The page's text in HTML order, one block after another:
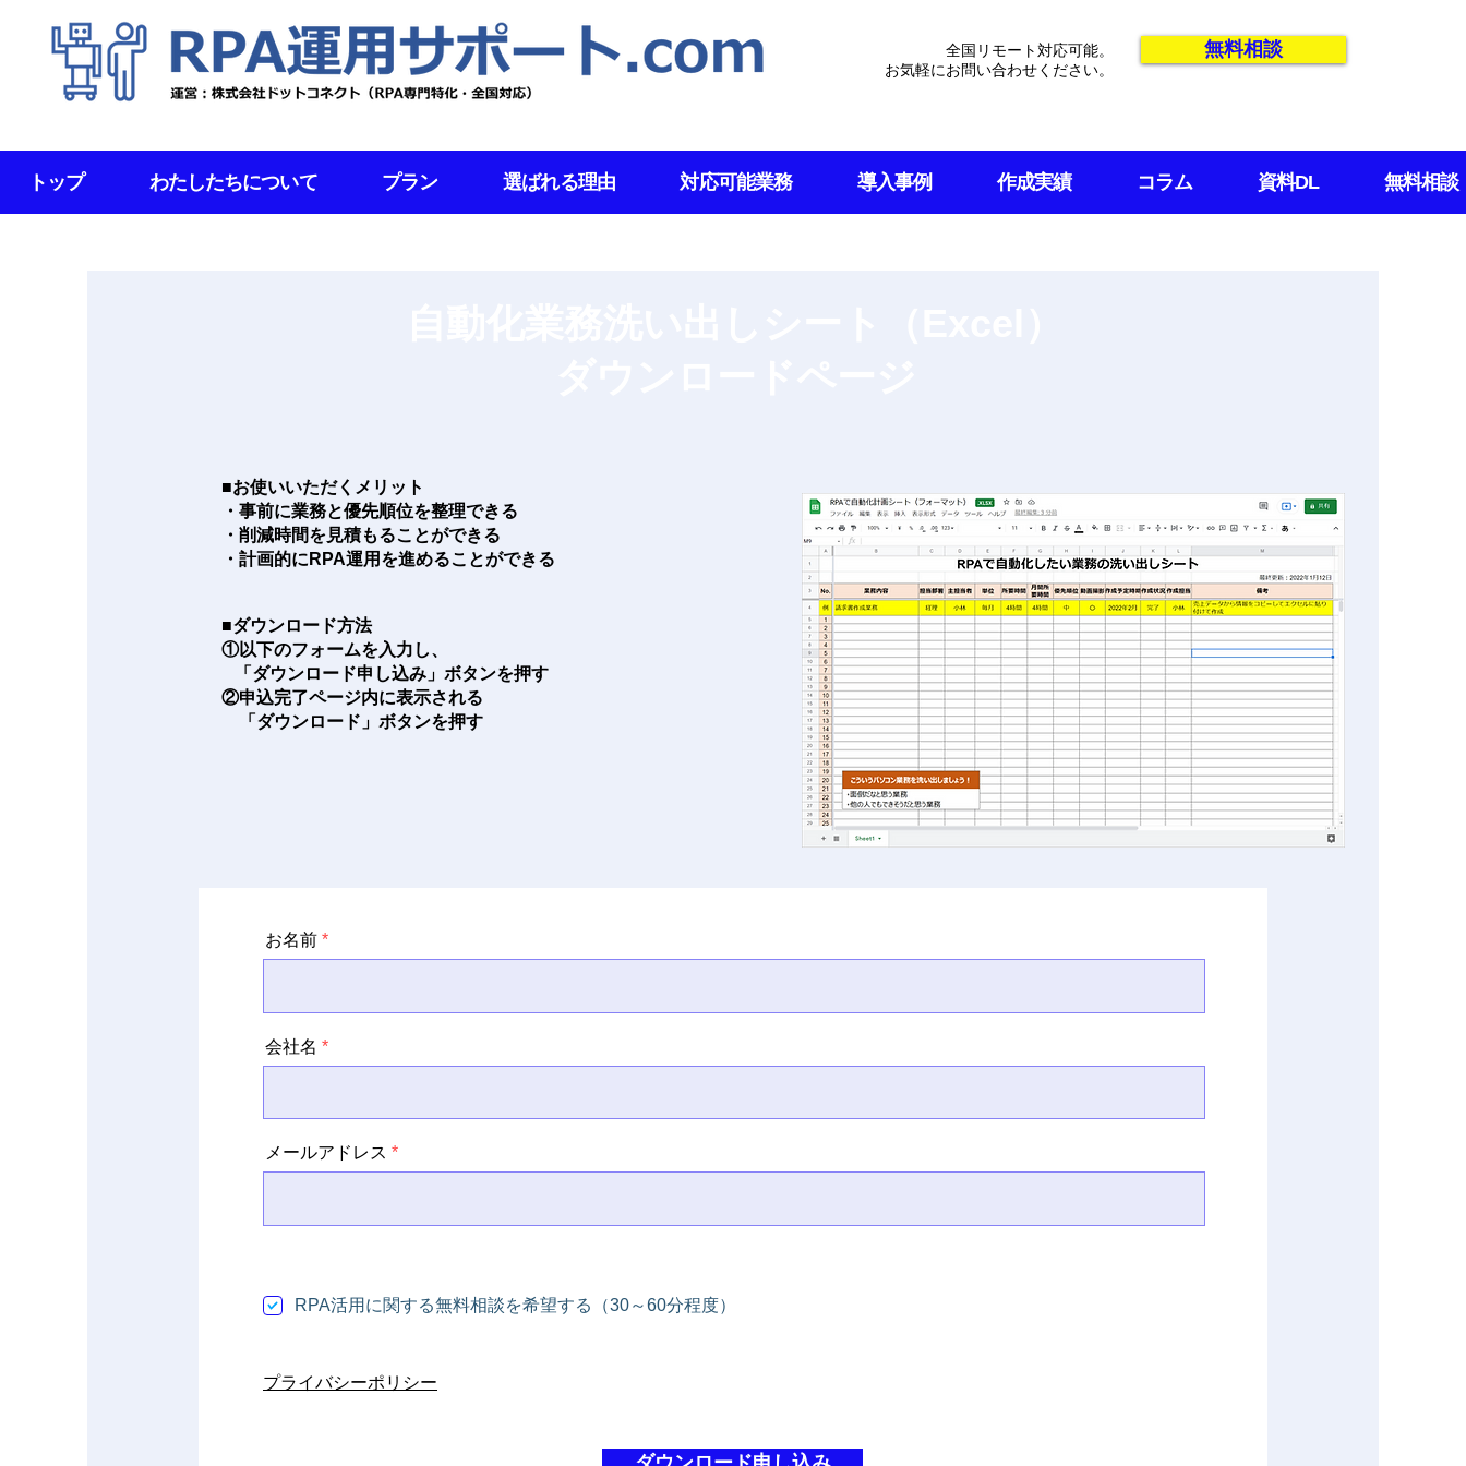
全国リモート対応可能。
お気軽にお問い合わせください。
無料相談
トップ わたしたちについて プラン 選ばれる理由 対応可能業務 導入事例 作成実績 コラム 資料DL 無料相談
■お使いいただくメリット
・事前に業務と優先順位を整理できる
・削減時間を見積もることができる
​・計画的にRPA運用を進めることができる
■ダウンロード方法
①以下のフォームを入力し、
「ダウンロード申し込み」ボタンを押す
​②申込完了ページ内に表示される
「ダウンロード」ボタンを押す
お名前
会社名
メールアドレス
RPA活用に関する無料相談を希望する（30～60分程度）
​プライバシーポリシー